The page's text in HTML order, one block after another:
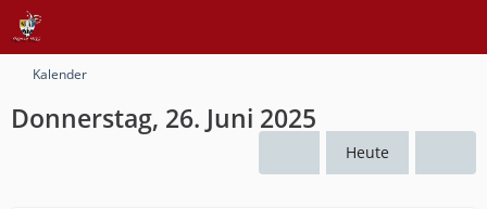
Kalender
Donnerstag, 26. Juni 2025
Heute